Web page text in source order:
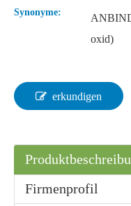
Synonyme:
oxid)
erkundigen
Firmenprofil